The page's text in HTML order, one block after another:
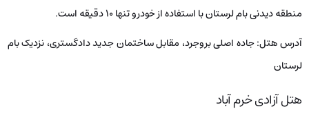
منطقه دیدنی بام لرستان با استفاده از خودرو تنها ۱۰ دقیقه است.
آدرس هتل: جاده اصلی بروجرد، مقابل ساختمان جدید دادگستری، نزدیک بام
لرستان
هتل آزادی خرم آباد